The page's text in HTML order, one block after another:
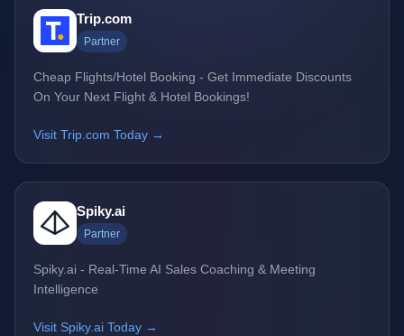
Trip.com
Partner
Cheap Flights/Hotel Booking - Get Immediate Discounts
On Your Next Flight & Hotel Bookings!
Visit Trip.com Today →
Spiky.ai
Partner
Spiky.ai - Real-Time AI Sales Coaching & Meeting
Intelligence
Visit Spiky.ai Today →